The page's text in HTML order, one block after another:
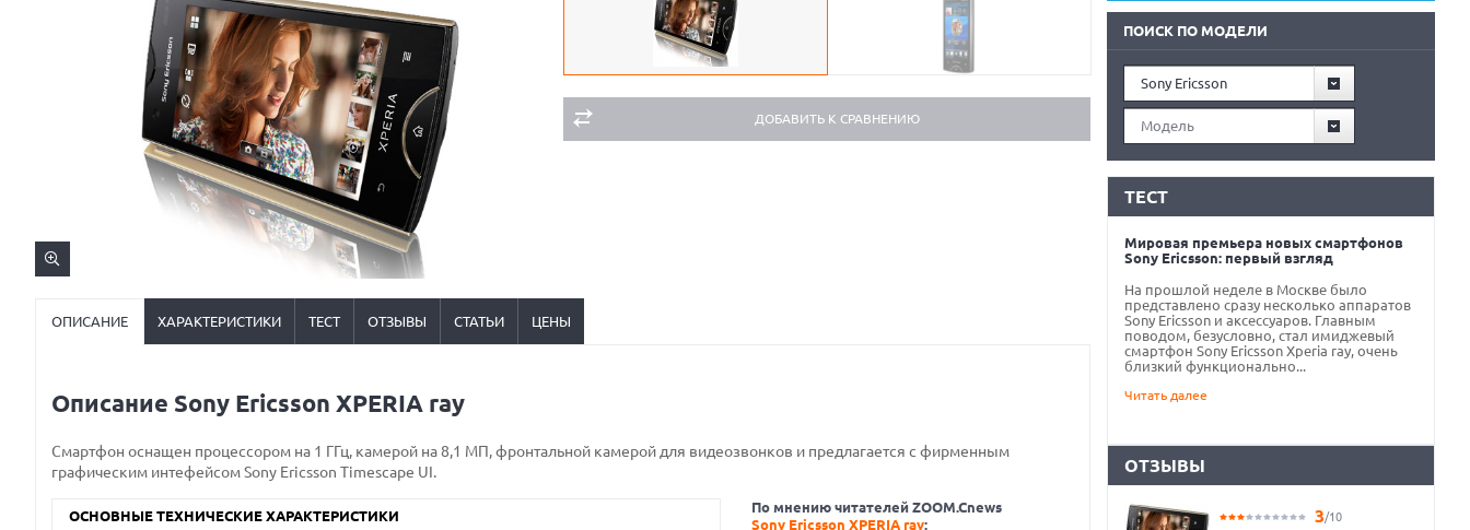
ДОБАВИТЬ К СРАВНЕНИЮ
ОПИСАНИЕ ХАРАКТЕРИСТИКИ ТЕСТ ОТЗЫВЫ СТАТЬИ ЦЕНЫ
Описание Sony Ericsson XPERIA ray
Смартфон оснащен процессором на 1 ГГц, камерой на 8,1 МП, фронтальной камерой для видеозвонков и предлагается с фирменным
графическим интефейсом Sony Ericsson Timescape UI.
По мнению читателей ZOOM.Cnews
Sony Ericsson XPERIA ray:
ОСНОВНЫЕ ТЕХНИЧЕСКИЕ ХАРАКТЕРИСТИКИ
ПОИСК ПО МОДЕЛИ
Sony Ericsson
Модель
ТЕСТ
Мировая премьера новых смартфонов
Sony Ericsson: первый взгляд
На прошлой неделе в Москве было
представлено сразу несколько аппаратов
Sony Ericsson и аксессуаров. Главным
поводом, безусловно, стал имиджевый
смартфон Sony Ericsson Xperia ray, очень
близкий функционально...
Читать далее
ОТЗЫВЫ
3/10